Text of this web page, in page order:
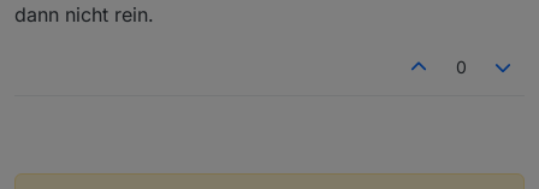
dann nicht rein.
0